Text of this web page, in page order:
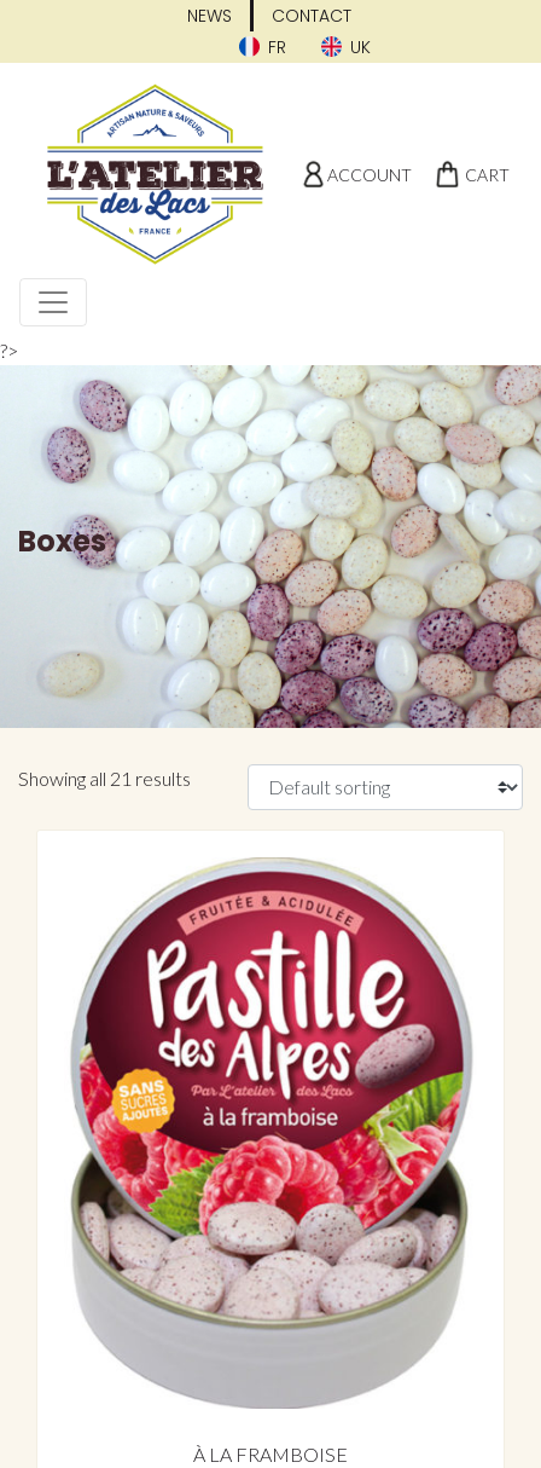
NEWS
CONTACT
FR
UK
ACCOUNT CART
?>
Boxes
Showing all 21 results
À LA FRAMBOISE